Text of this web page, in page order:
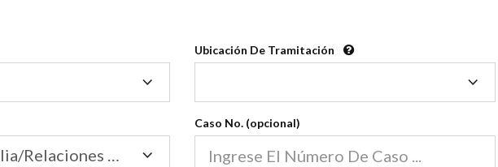
Condados Reconocidos
2600
Condados
Nuestras clases de crianza compartida en línea
2600 condados.
Las clases para padres en línea cumplen la
Ubicación De Tramitación
Tramitación
Tribunal de Familia/Relaciones Domésticas
Caso No. (opcional)